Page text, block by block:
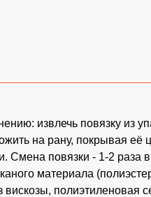
извлечь повязку из
на рану, покрывая её
Смена повязки - 1-2 раза в
материала
полиэтиленовая